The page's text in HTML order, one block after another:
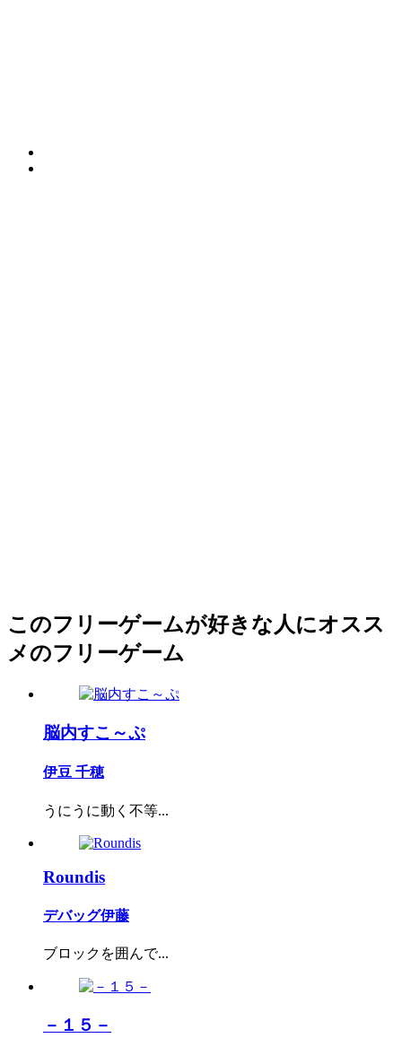
このフリーゲームが好きな人にオスス
メのフリーゲーム
脳内すこ～ぷ
伊豆 千穂
うにうに動く不等...
Roundis
デバッグ伊藤
ブロックを囲んで...
－１５－